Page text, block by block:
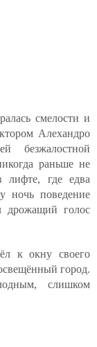
смелости и
Алехандро
безжалостной
раньше не
лифте, где едва
ночь поведение
дрожащий голос
к окну своего
город.
слишком